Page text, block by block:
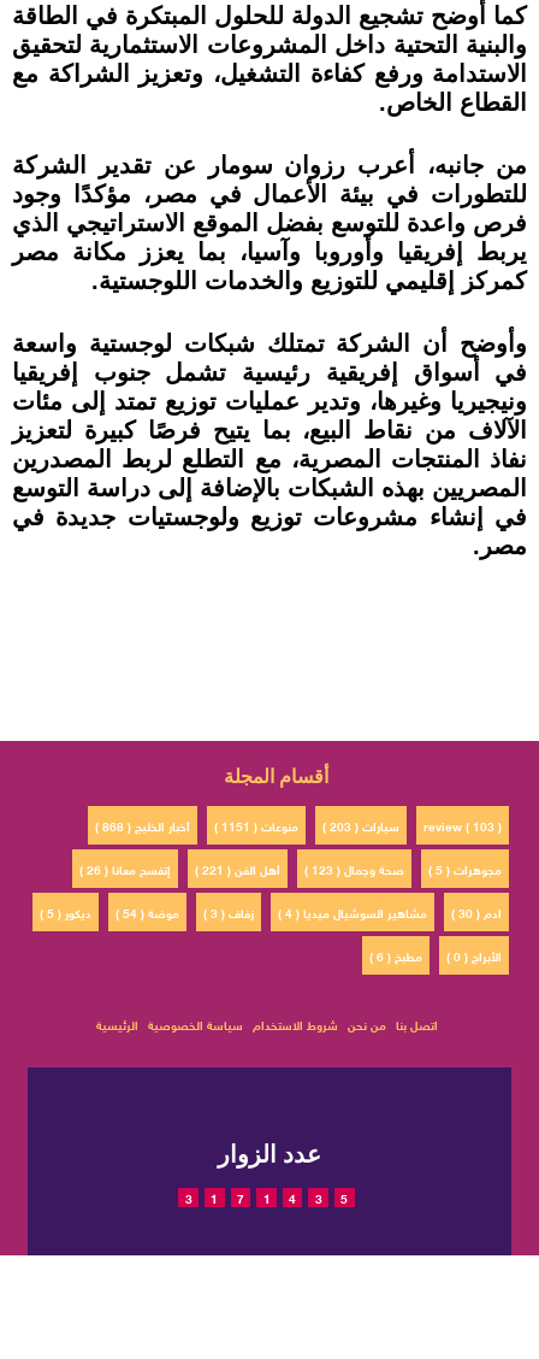
كما أوضح تشجيع الدولة للحلول المبتكرة في الطاقة
والبنية التحتية داخل المشروعات الاستثمارية لتحقيق
الاستدامة ورفع كفاءة التشغيل، وتعزيز الشراكة مع
القطاع الخاص.
من جانبه، أعرب رزوان سومار عن تقدير الشركة
للتطورات في بيئة الأعمال في مصر، مؤكدًا وجود
فرص واعدة للتوسع بفضل الموقع الاستراتيجي الذي
يربط إفريقيا وأوروبا وآسيا، بما يعزز مكانة مصر
كمركز إقليمي للتوزيع والخدمات اللوجستية.
وأوضح أن الشركة تمتلك شبكات لوجستية واسعة
في أسواق إفريقية رئيسية تشمل جنوب إفريقيا
ونيجيريا وغيرها، وتدير عمليات توزيع تمتد إلى مئات
الآلاف من نقاط البيع، بما يتيح فرصًا كبيرة لتعزيز
نفاذ المنتجات المصرية، مع التطلع لربط المصدرين
المصريين بهذه الشبكات بالإضافة إلى دراسة التوسع
في إنشاء مشروعات توزيع ولوجستيات جديدة في
مصر.
أقسام المجلة
أخبار الخليج ( 868 ) منوعات ( 1151 ) سيارات ( 203 )
review ( 103 )
إتفسح معانا ( 26 )
أهل الفن ( 221 ) صحة وجمال ( 123 )
مجوهرات ( 5 )
ديكور ( 5 )
موضة ( 54 ) زفاف ( 3 ) مشاهير السوشيال ميديا ( 4 )
ادم ( 30 )
مطبخ ( 6 )
الأبراج ( 0 )
الرئيسية سياسة الخصوصية شروط الاستخدام من نحن اتصل بنا
عدد الزوار
3 1 7 1 4 3 5